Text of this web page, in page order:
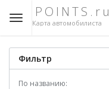
POINTS.ru
Карта автомобилиста
Фильтр
По названию: